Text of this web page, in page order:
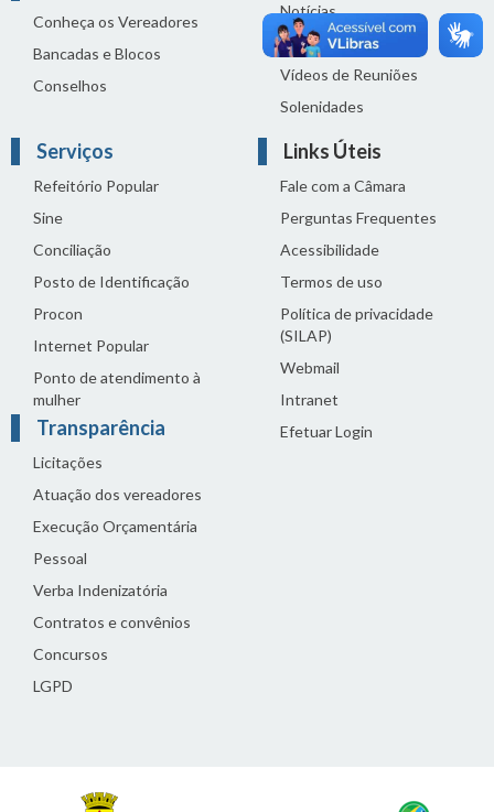
Conheça os Vereadores
Bancadas e Blocos
Conselhos
Notícias
Sala de Imprensa
Vídeos de Reuniões
Solenidades
Serviços
Refeitório Popular
Sine
Conciliação
Posto de Identificação
Procon
Internet Popular
Ponto de atendimento à
mulher
Transparência
Licitações
Atuação dos vereadores
Execução Orçamentária
Pessoal
Verba Indenizatória
Contratos e convênios
Concursos
LGPD
Links Úteis
Fale com a Câmara
Perguntas Frequentes
Acessibilidade
Termos de uso
Política de privacidade
(SILAP)
Webmail
Intranet
Efetuar Login